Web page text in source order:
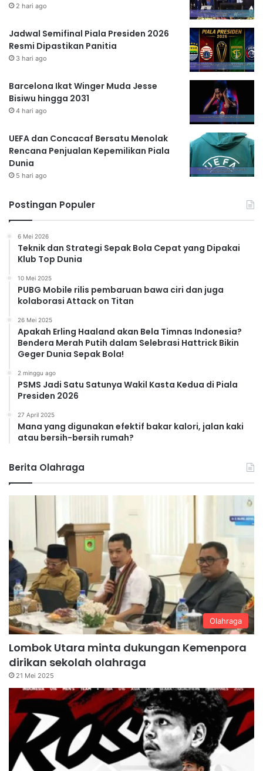
2 hari ago
Jadwal Semifinal Piala Presiden 2026
Resmi Dipastikan Panitia
3 hari ago
Barcelona Ikat Winger Muda Jesse
Bisiwu hingga 2031
4 hari ago
UEFA dan Concacaf Bersatu Menolak
Rencana Penjualan Kepemilikan Piala
Dunia
5 hari ago
Postingan Populer
6 Mei 2026
Teknik dan Strategi Sepak Bola Cepat yang Dipakai
Klub Top Dunia
10 Mei 2025
PUBG Mobile rilis pembaruan bawa ciri dan juga
kolaborasi Attack on Titan
26 Mei 2025
Apakah Erling Haaland akan Bela Timnas Indonesia?
Bendera Merah Putih dalam Selebrasi Hattrick Bikin
Geger Dunia Sepak Bola!
2 minggu ago
PSMS Jadi Satu Satunya Wakil Kasta Kedua di Piala
Presiden 2026
27 April 2025
Mana yang digunakan efektif bakar kalori, jalan kaki
atau bersih-bersih rumah?
Berita Olahraga
Olahraga
Lombok Utara minta dukungan Kemenpora
dirikan sekolah olahraga
21 Mei 2025